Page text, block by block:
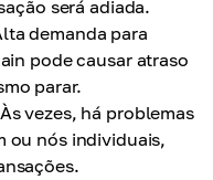
será adiada.
demanda para
pode causar atraso
parar.
Às vezes, há problemas
ou nós individuais,